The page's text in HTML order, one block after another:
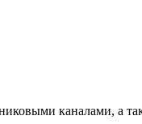
каналами, а